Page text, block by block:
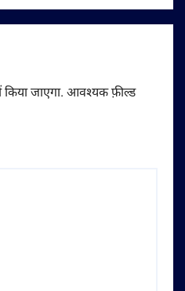
जाएगा. आवश्यक फ़ील्ड